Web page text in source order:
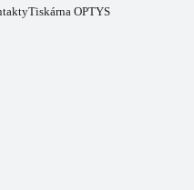
Tiskárna OPTYS